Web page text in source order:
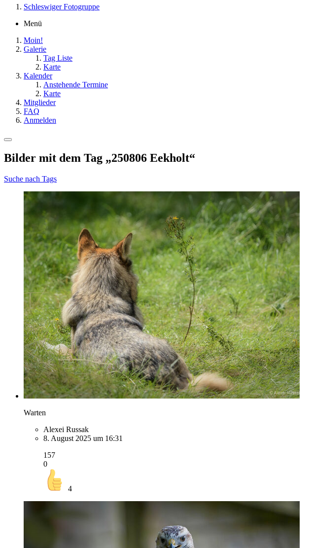
Schleswiger Fotogruppe
Menü
Moin!
Galerie
Tag Liste
Karte
Kalender
Anstehende Termine
Karte
Mitglieder
FAQ
Anmelden
Bilder mit dem Tag „250806 Eekholt“
Suche nach Tags
Warten
Alexei Russak
8. August 2025 um 16:31
157
0
4